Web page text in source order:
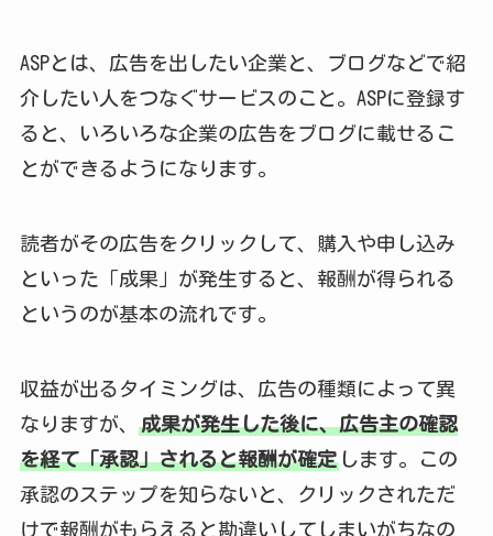
ASPとは、広告を出したい企業と、ブログなどで紹
介したい人をつなぐサービスのこと。ASPに登録す
ると、いろいろな企業の広告をブログに載せるこ
とができるようになります。
読者がその広告をクリックして、購入や申し込み
といった「成果」が発生すると、報酬が得られる
というのが基本の流れです。
収益が出るタイミングは、広告の種類によって異
なりますが、
成果が発生した後に、広告主の確認
を経て「承認」されると報酬が確定します。この
承認のステップを知らないと、クリックされただ
けで報酬がもらえると勘違いしてしまいがちなの